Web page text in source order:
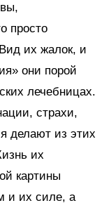
просто
их жалок, и
они порой
лечебницах.
страхи,
делают из этих
их
картины
и их силе, а